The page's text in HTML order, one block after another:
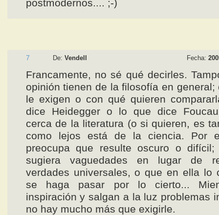
postmodernos.... ;-)
7 De: Vendell Fecha:
Francamente, no sé qué decirles.
opinión tienen de la filosofía en general;
le exigen o con qué quieren
dice Heidegger o lo que dice
cerca de la literatura (o si quieren, es
como lejos está de la ciencia. Por
preocupa que resulte oscuro o
sugiera vaguedades en lugar de
verdades universales, o que en ella lo
se haga pasar por lo cierto...
inspiración y salgan a la luz problemas
no hay mucho más que exigirle.